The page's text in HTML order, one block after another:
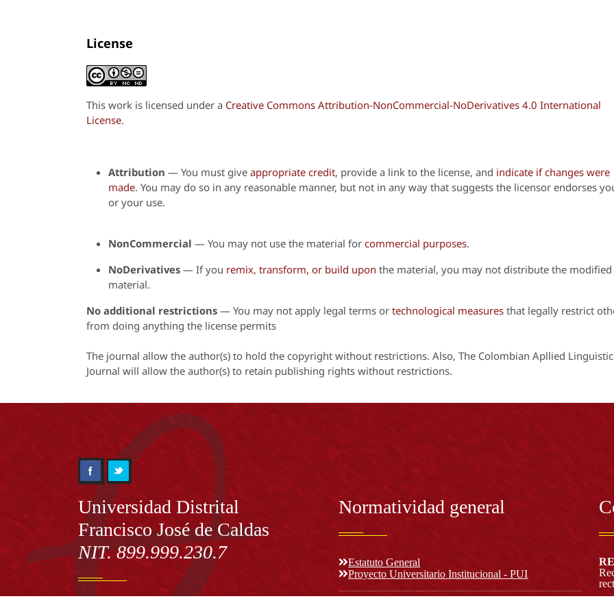
License
This work is licensed under a Creative Commons Attribution-NonCommercial-NoDerivatives 4.0 International
License.
Attribution — You must give appropriate credit, provide a link to the license, and indicate if changes were
made. You may do so in any reasonable manner, but not in any way that suggests the licensor endorses
or your use.
NonCommercial — You may not use the material for commercial purposes.
NoDerivatives — If you remix, transform, or build upon the material, you may not distribute the modified
material.
No additional restrictions — You may not apply legal terms or technological measures that legally restrict
from doing anything the license permits
The journal allow the author(s) to hold the copyright without restrictions. Also, The Colombian Apllied
Journal will allow the author(s) to retain publishing rights without restrictions.
Información
Universidad Distrital
Francisco José de Caldas
NIT. 899.999.230.7
Normatividad general
Estatuto General
Proyecto Universitario Institucional - PUI